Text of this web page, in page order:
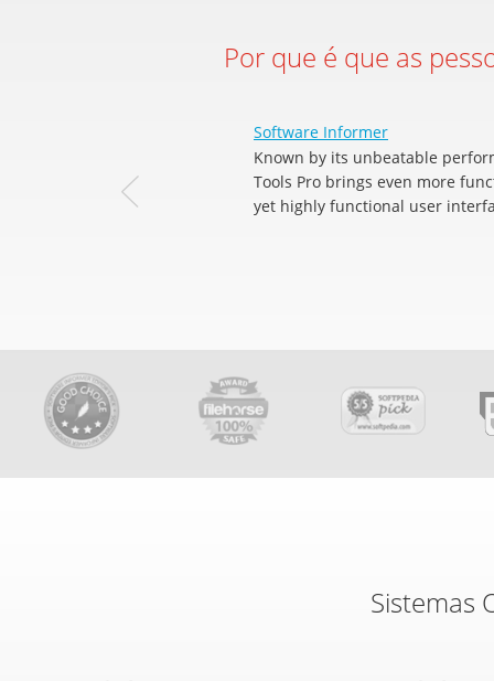
Por que é que as
Software Informer
Known by its unbeatable
Tools Pro brings even more
yet highly functional user
Sistemas